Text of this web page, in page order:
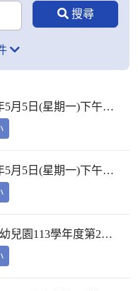
臺中市東區臺中國小謹訂於114年5月5日(星期一)下午2時10分於本校校長室，召開教評會審查114學年度市內介聘調入本校教師資格
臺中市東區臺中國小謹訂於114年5月5日(星期一)下午2時10分於本校校長室，召開教評會審查114學年度市內介聘調入本校教師資格
臺中市大雅區大雅國民小學附設幼兒園113學年度第2學期【特教學生助理員】第1次甄選簡章公告